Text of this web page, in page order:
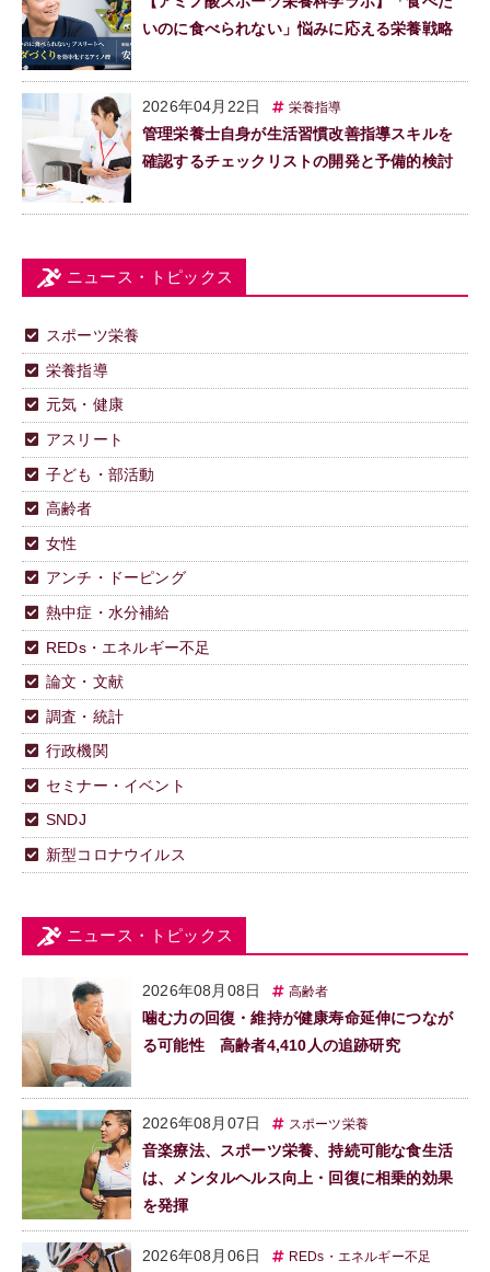
いのに食べられない」悩みに応える栄養戦略
2026年04月22日 栄養指導
管理栄養士自身が生活習慣改善指導スキルを
確認するチェックリストの開発と予備的検討
ニュース・トピックス
スポーツ栄養
栄養指導
元気・健康
アスリート
子ども・部活動
高齢者
女性
アンチ・ドーピング
熱中症・水分補給
REDs・エネルギー不足
論文・文献
調査・統計
行政機関
セミナー・イベント
SNDJ
新型コロナウイルス
ニュース・トピックス
2026年08月08日 高齢者
噛む力の回復・維持が健康寿命延伸につなが
る可能性 高齢者4,410人の追跡研究
2026年08月07日 スポーツ栄養
音楽療法、スポーツ栄養、持続可能な食生活
は、メンタルヘルス向上・回復に相乗的効果
を発揮
2026年08月06日 REDs・エネルギー不足